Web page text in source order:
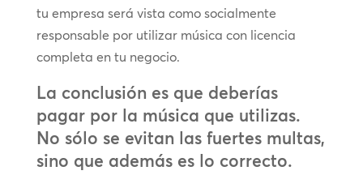
tu empresa será vista como socialmente
responsable por utilizar música con licencia
completa en tu negocio.
La conclusión es que deberías
pagar por la música que utilizas.
No sólo se evitan las fuertes multas,
sino que además es lo correcto.